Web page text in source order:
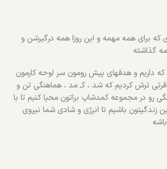
برای همه مهمه و این روزا همه درگیرشن و
گذاشته
که داریم و هدفهای پیش رومون سر لوحه کارمون
قرتی ترش کردیم که شد ، کـ مد ، هماهنگی تن و
رو در مجموعه کمدشاپ براتون محیا کنیم تا با
باشیم تا انرژی و شادی شما نیروی